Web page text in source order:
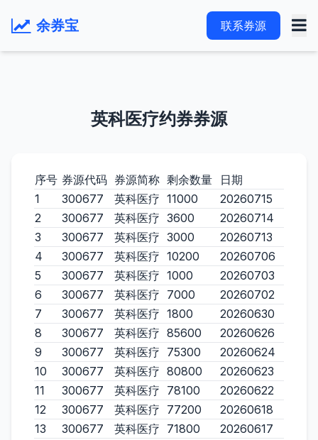
余券宝 联系券源
英科医疗约券券源
序号 券源代码 券源简称 剩余数量
日期
1
300677 英科医疗 11000
20260715
2
300677 英科医疗 3600
20260714
3
300677 英科医疗 3000
20260713
4
300677 英科医疗 10200
20260706
5
300677 英科医疗 1000
20260703
6
300677 英科医疗 7000
20260702
7
300677 英科医疗 1800
20260630
8
300677 英科医疗 85600
20260626
9
300677 英科医疗 75300
20260624
10
300677 英科医疗 80800
20260623
11
300677 英科医疗 78100
20260622
12
300677 英科医疗 77200
20260618
13
300677 英科医疗 71800
20260617